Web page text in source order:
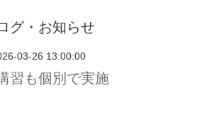
グ・お知らせ
03-26 13:00:00
習も個別で実施